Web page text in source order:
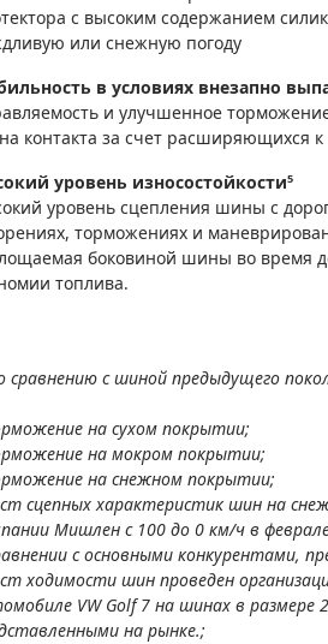
с высоким содержанием
или снежную погоду
в условиях внезапно
и улучшенное
контакта за счет расширяющихся
уровень износостойкости5
уровень сцепления шины с
торможениях и
боковиной шины во время
топлива.
сравнению с шиной предыдущего
на сухом покрытии;
на мокром покрытии;
на снежном покрытии;
сцепных характеристик шин на
Мишлен с 100 до 0 км/ч в
с основными конкурентами,
ходимости шин проведен
VW Golf 7 на шинах в размере
на рынке.;